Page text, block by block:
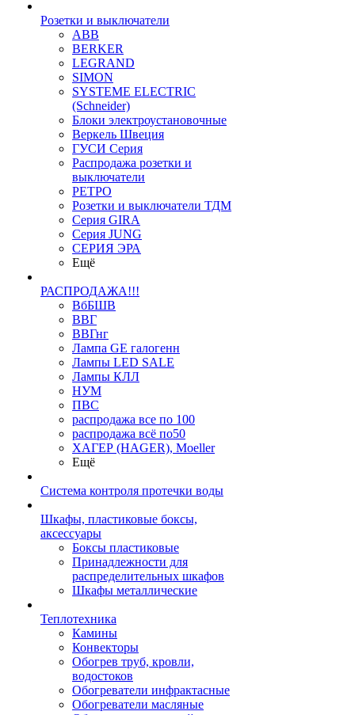
Розетки и выключатели
ABB
BERKER
LEGRAND
SIMON
SYSTEME ELECTRIC
(Schneider)
Блоки электроустановочные
Веркель Швеция
ГУСИ Серия
Распродажа розетки и
выключатели
РЕТРО
Розетки и выключатели ТДМ
Серия GIRA
Серия JUNG
СЕРИЯ ЭРА
Ещё
РАСПРОДАЖА!!!
ВбБШВ
ВВГ
ВВГнг
Лампа GE галогенн
Лампы LED SALE
Лампы КЛЛ
НУМ
ПВС
распродажа все по 100
распродажа всё по50
ХАГЕР (HAGER), Moeller
Ещё
Система контроля протечки воды
Шкафы, пластиковые боксы,
аксессуары
Боксы пластиковые
Принадлежности для
распределительных шкафов
Шкафы металлические
Теплотехника
Камины
Конвекторы
Обогрев труб, кровли,
водостоков
Обогреватели инфрактасные
Обогреватели масляные